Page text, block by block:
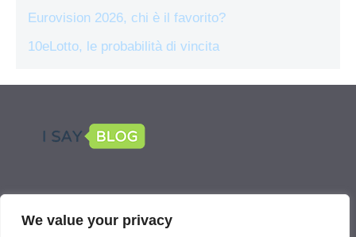
We value your privacy
Eurovision 2026, chi è il favorito?
10eLotto, le probabilità di vincita
LEGAL